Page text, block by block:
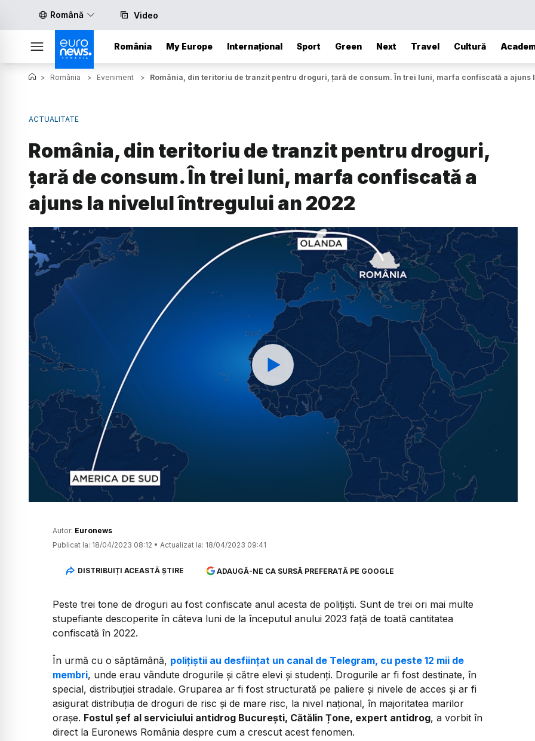
Română Video
România My Europe Internațional Sport Green Next Travel Cultură
> România > Eveniment > România, din teritoriu de tranzit pentru droguri, țară de consum. În trei luni, marfa confiscată a
ACTUALITATE
România, din teritoriu de tranzit pentru droguri,
țară de consum. În trei luni, marfa confiscată a
ajuns la nivelul întregului an 2022
Watch
Autor: Euronews
Publicat la: 18/04/2023 08:12 • Actualizat la: 18/04/2023 09:41
DISTRIBUIȚI ACEASTĂ ȘTIRE ADAUGĂ-NE CA SURSĂ PREFERATĂ PE GOOGLE
Peste trei tone de droguri au fost confiscate anul acesta de polițiști. Sunt de trei ori mai multe
stupefiante descoperite în câteva luni de la începutul anului 2023 față de toată cantitatea
confiscată în 2022.
În urmă cu o săptămână, polițiștii au desființat un canal de Telegram, cu peste 12 mii de
membri, unde erau vândute drogurile și către elevi și studenți. Drogurile ar fi fost destinate, în
special, distribuției stradale. Gruparea ar fi fost structurată pe paliere și nivele de acces și ar fi
asigurat distribuția de droguri de risc și de mare risc, la nivel național, în majoritatea marilor
orașe. Fostul șef al serviciului antidrog București, Cătălin Țone, expert antidrog, a vorbit în
direct la Euronews România despre cum a crescut acest fenomen.